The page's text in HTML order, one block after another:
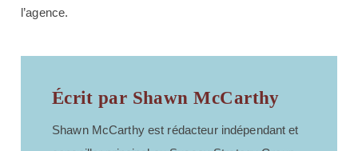
l’agence.
Écrit par Shawn McCarthy
Shawn McCarthy est rédacteur indépendant et